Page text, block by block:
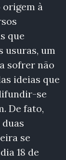
à
que
usuras, um
sofrer não
ideias que
se
De fato,
se
18 de